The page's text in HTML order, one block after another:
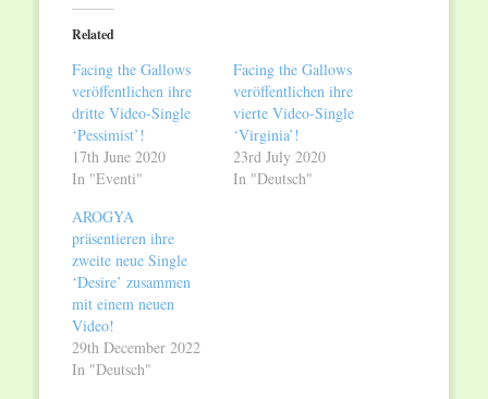
(Opens
in
new
Related
Facing the Gallows
veröffentlichen ihre
dritte Video-Single
‘Pessimist’!
17th June 2020
In "Eventi"
Facing the Gallows
veröffentlichen ihre
vierte Video-Single
‘Virginia’!
23rd July 2020
In "Deutsch"
AROGYA
präsentieren ihre
zweite neue Single
‘Desire’ zusammen
mit einem neuen
Video!
29th December 2022
In "Deutsch"